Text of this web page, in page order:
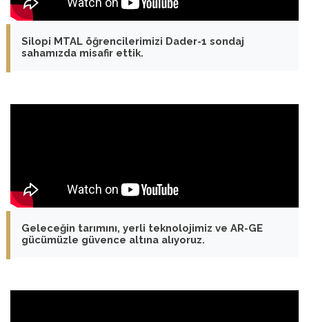
Silopi MTAL öğrencilerimizi Dader-1 sondaj
sahamızda misafir ettik.
Geleceğin tarımını, yerli teknolojimiz ve AR-GE
gücümüzle güvence altına alıyoruz.